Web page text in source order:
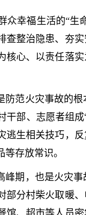
幸福生活的“生
整治隐患、夯
心、以责任落
防范火灾事故的
部、志愿者组
生相关技巧，
存放常识。
期，也是火灾
分村柴火取暖